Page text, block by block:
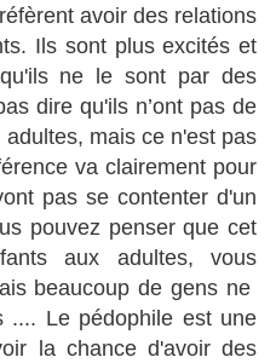
avoir des relations
Ils sont plus excités et
ne le sont par des
dire qu'ils n’ont pas de
mais ce n'est pas
va clairement pour
pas se contenter d'un
pouvez penser que cet
aux adultes, vous
beaucoup de gens ne
Le pédophile est une
la chance d'avoir des